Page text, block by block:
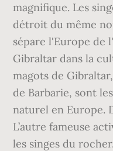
magnifique. Les
détroit du même
sépare l'Europe de
Gibraltar dans la
magots de
de Barbarie, sont
naturel en Europe.
L’autre fameuse
les singes du